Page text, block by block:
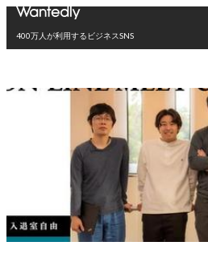
400万人が利用するビジネスSNS